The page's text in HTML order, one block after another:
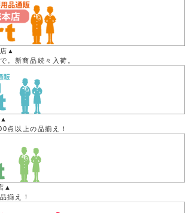
▲
。新商品続々入荷。
点以上の品揃え！
▲
揃え！